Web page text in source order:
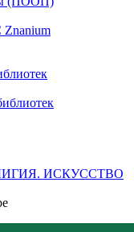
Znanium
ИСКУССТВО